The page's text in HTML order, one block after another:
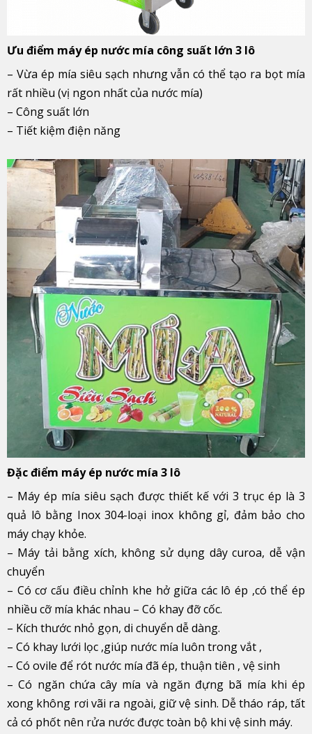
Ưu điểm máy ép nước mía công suất lớn 3 lô
– Vừa ép mía siêu sạch nhưng vẫn có thể tạo ra bọt mía
rất nhiều (vị ngon nhất của nước mía)
– Công suất lớn
– Tiết kiệm điện năng
Đặc điểm máy ép nước mía 3 lô
– Máy ép mía siêu sạch được thiết kế với 3 trục ép là 3
quả lô bằng Inox 304-loại inox không gỉ, đảm bảo cho
máy chạy khỏe.
– Máy tải bằng xích, không sử dụng dây curoa, dễ vận
chuyển
– Có cơ cấu điều chỉnh khe hở giữa các lô ép ,có thể ép
nhiều cỡ mía khác nhau – Có khay đỡ cốc.
– Kích thước nhỏ gọn, di chuyển dễ dàng.
– Có khay lưới lọc ,giúp nước mía luôn trong vắt ,
– Có ovile để rót nước mía đã ép, thuận tiên , vệ sinh
– Có ngăn chứa cây mía và ngăn đựng bã mía khi ép
xong không rơi vãi ra ngoài, giữ vệ sinh. Dễ tháo ráp, tất
cả có phốt nên rửa nước được toàn bộ khi vệ sinh máy.